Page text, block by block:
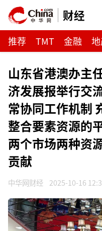
财经
推荐 TMT 金融
山东省港澳办主
济发展报举行交
常协同工作机制
整合要素资源的
两个市场两种资
贡献
中华网财经 2025-10-16